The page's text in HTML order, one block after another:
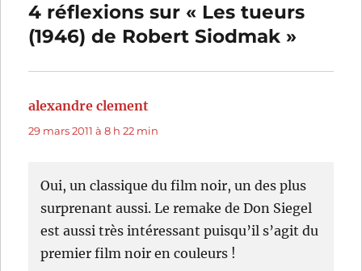
4 réflexions sur « Les tueurs
(1946) de Robert Siodmak »
alexandre clement
29 mars 2011 à 8 h 22 min
Oui, un classique du film noir, un des plus
surprenant aussi. Le remake de Don Siegel
est aussi très intéressant puisqu’il s’agit du
premier film noir en couleurs !